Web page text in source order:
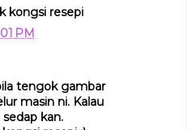
kongsi resepi
PM
tengok gambar
masin ni. Kalau
kan.